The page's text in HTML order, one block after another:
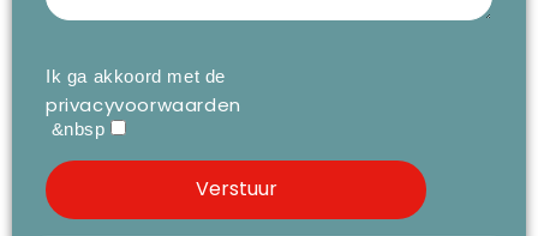
Ik ga akkoord met de
privacyvoorwaarden
&nbsp